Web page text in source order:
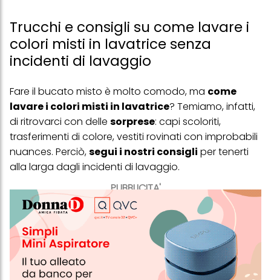
Trucchi e consigli su come lavare i
colori misti in lavatrice senza
incidenti di lavaggio
PUBBLICITA'
Fare il bucato misto è molto comodo, ma come
lavare i colori misti in lavatrice? Temiamo, infatti,
di ritrovarci con delle sorprese: capi scoloriti,
trasferimenti di colore, vestiti rovinati con improbabili
nuances. Perciò,segui i nostri consigli per tenerti
alla larga dagli incidenti di lavaggio.